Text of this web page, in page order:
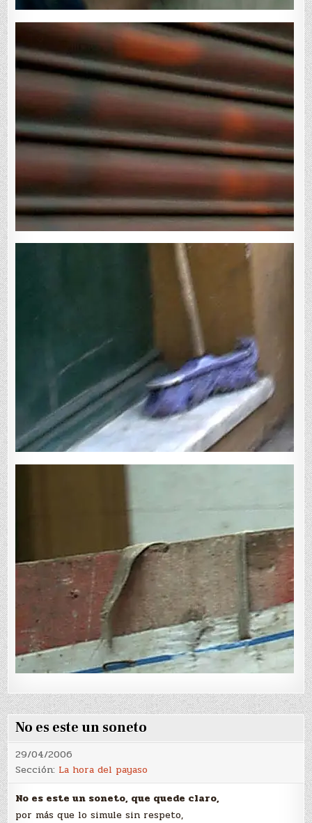
No es este un soneto
29/04/2006
Sección: La hora del payaso
No es este un soneto, que quede claro,
por más que lo simule sin respeto,